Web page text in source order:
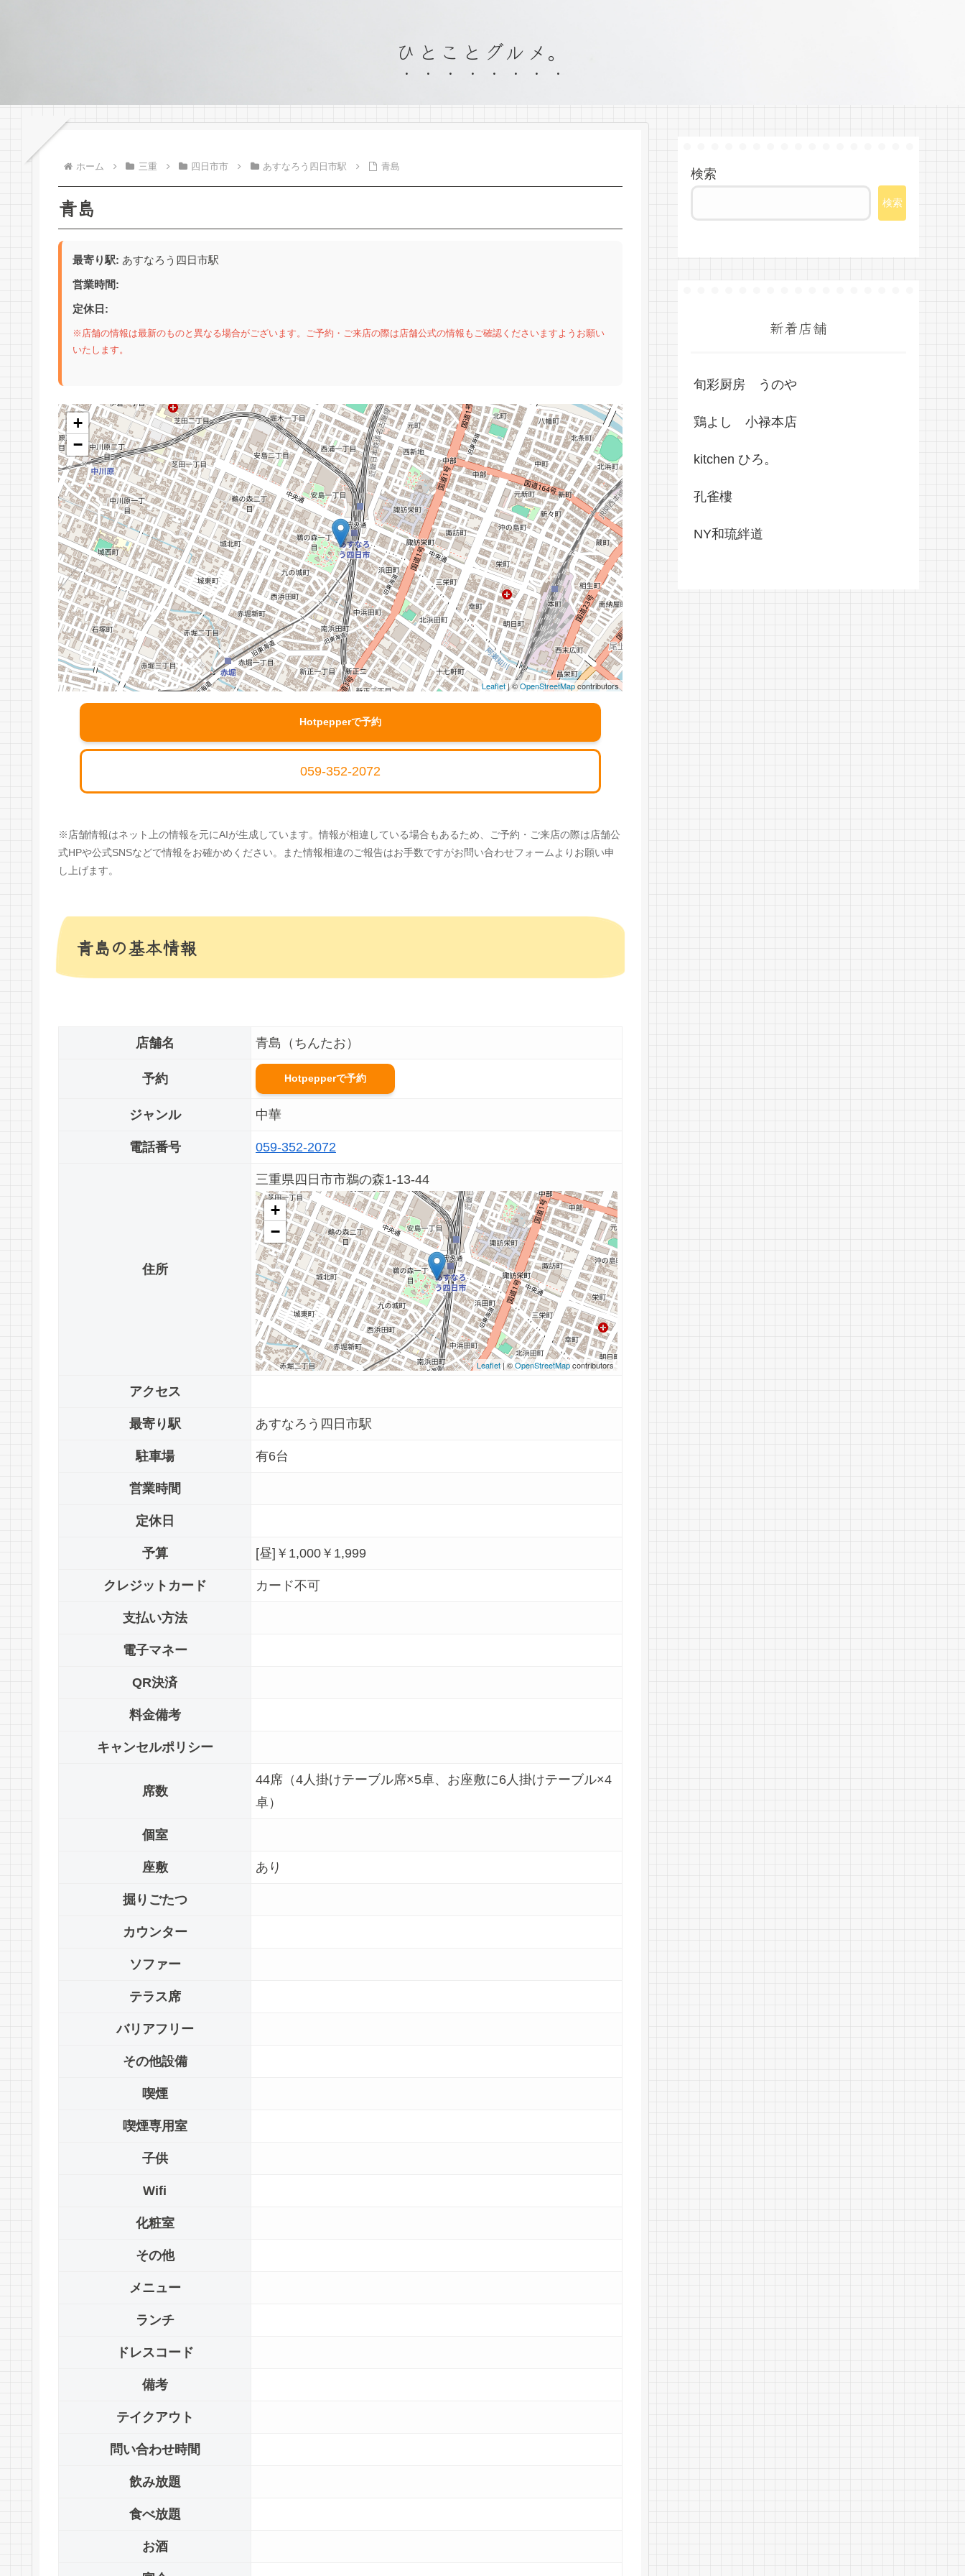
ひとことグルメ。
ホーム 三重 四日市市 あすなろう四日市駅 青島
青島
最寄り駅: あすなろう四日市駅
営業時間:
定休日:
※店舗の情報は最新のものと異なる場合がございます。ご予約・ご来店の際は店舗公式の情報もご確認くださいますようお願い
いたします。
+
−
Leaflet| ©OpenStreetMapcontributors
Hotpepperで予約
059-352-2072
※店舗情報はネット上の情報を元にAIが生成しています。情報が相違している場合もあるため、ご予約・ご来店の際は店舗公
式HPや公式SNSなどで情報をお確かめください。また情報相違のご報告はお手数ですがお問い合わせフォームよりお願い申
し上げます。
青島の基本情報
店舗名 青島（ちんたお）
予約 Hotpepperで予約
ジャンル 中華
電話番号 059-352-2072
住所
三重県四日市市鵜の森1-13-44
+
−
Leaflet | ©OpenStreetMapcontributors
アクセス
最寄り駅 あすなろう四日市駅
駐車場 有6台
営業時間
定休日
予算 [昼]￥1,000￥1,999
クレジットカード カード不可
支払い方法
電子マネー
QR決済
料金備考
キャンセルポリシー
席数
44席（4人掛けテーブル席×5卓、お座敷に6人掛けテーブル×4
卓）
個室
座敷 あり
掘りごたつ
カウンター
ソファー
テラス席
バリアフリー
その他設備
喫煙
喫煙専用室
子供
Wifi
化粧室
その他
メニュー
ランチ
ドレスコード
備考
テイクアウト
問い合わせ時間
飲み放題
食べ放題
お酒
検索
検索
新着店舗
旬彩厨房 うのや
鶏よし 小禄本店
kitchen ひろ。
孔雀樓
NY和琉絆道